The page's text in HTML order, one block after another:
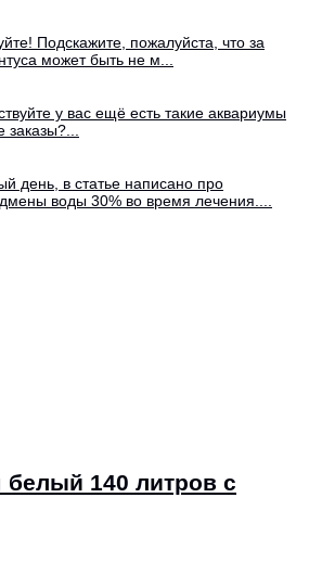
Подскажите, пожалуйста, что за
может быть не м...
у вас ещё есть такие аквариумы
заказы?...
день, в статье написано про
воды 30% во время лечения....
белый 140 литров с